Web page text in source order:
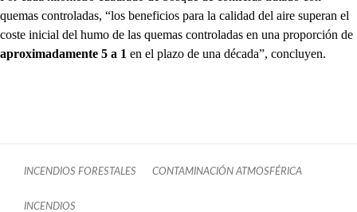
quemas controladas, “los beneficios para la calidad del aire superan el
coste inicial del humo de las quemas controladas en una proporción de
aproximadamente 5 a 1 en el plazo de una década”, concluyen.
INCENDIOS FORESTALES CONTAMINACIÓN ATMOSFÉRICA
INCENDIOS